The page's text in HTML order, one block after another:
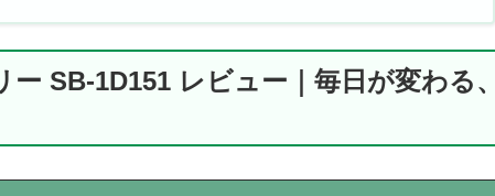
SB-1D151 レビュー｜毎日が変わる、